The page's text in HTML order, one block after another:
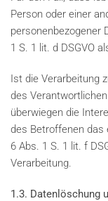
Person oder einer
personenbezogener
1 S. 1 lit. d DSGVO
Ist die Verarbeitung
des
überwiegen die
des Betroffenen das
6 Abs. 1 S. 1 lit. f
Verarbeitung.
1.3. Datenlöschung